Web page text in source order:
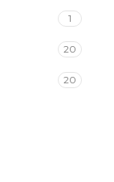
1
20
20